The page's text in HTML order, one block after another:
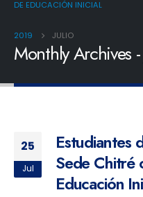
DE EDUCACIÓN INICIAL
2019 JULIO
Monthly Archives
25
Jul
Estudiantes
Sede Chitré
Educación